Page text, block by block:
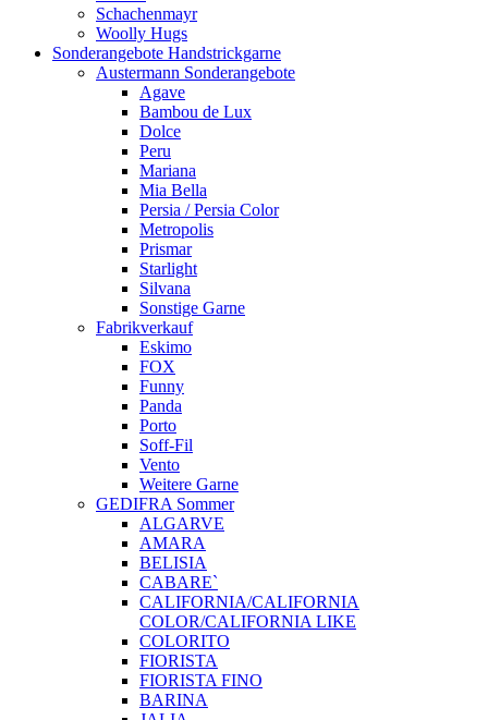
Schachenmayr
Woolly Hugs
Sonderangebote Handstrickgarne
Austermann Sonderangebote
Agave
Bambou de Lux
Dolce
Peru
Mariana
Mia Bella
Persia / Persia Color
Metropolis
Prismar
Starlight
Silvana
Sonstige Garne
Fabrikverkauf
Eskimo
FOX
Funny
Panda
Porto
Soff-Fil
Vento
Weitere Garne
GEDIFRA Sommer
ALGARVE
AMARA
BELISIA
CABARE`
CALIFORNIA/CALIFORNIA
COLOR/CALIFORNIA LIKE
COLORITO
FIORISTA
FIORISTA FINO
BARINA